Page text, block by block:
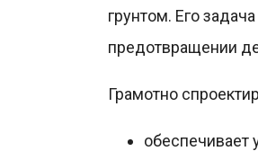
грунтом. Его
предотвращении
Грамотно
обеспечивает